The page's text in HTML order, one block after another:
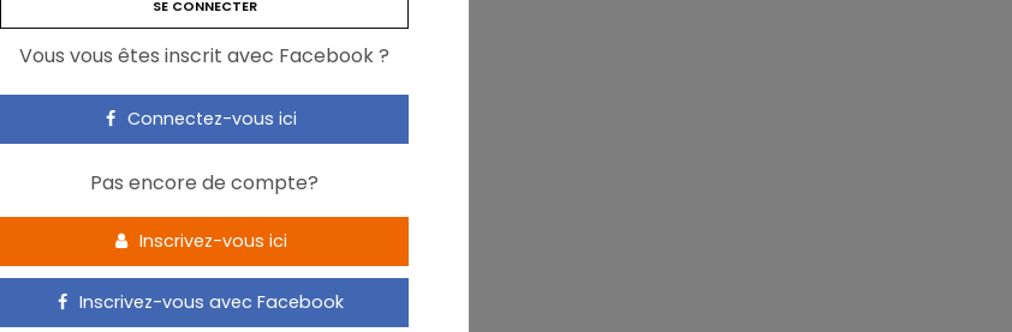
Vous vous êtes inscrit avec Facebook ?
Connectez-vous ici
Pas encore de compte?
Inscrivez-vous ici
Inscrivez-vous avec Facebook